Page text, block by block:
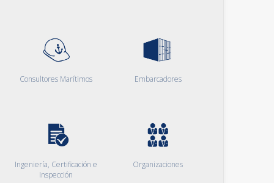
Consultores Marítimos Embarcadores
Ingeniería, Certificación e
Inspección
Organizaciones